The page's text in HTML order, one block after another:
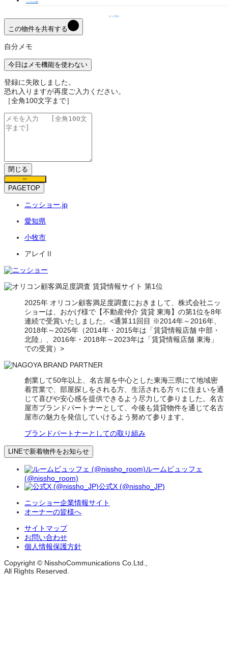
ジュエル小牧
もっと見る
この物件を共有する
自分メモ
今日はメモ機能を使わない
登録に失敗しました。
恐れ入りますが再度ご入力ください。
［全角100文字まで］
閉じる
保存
PAGETOP
ニッショー.jp
愛知県
小牧市
アレイⅡ
2025年 オリコン顧客満足度調査におきまして、株式会社ニッ
ショーは、おかげ様で【不動産仲介 賃貸 東海】の第1位を8年
連続で受賞いたしました。<通算11回目 ※2014年～2016年、
2018年～2025年（2014年・2015年は「賃貸情報店舗 中部・
北陸」、2016年・2018年～2023年は「賃貸情報店舗 東海」
での受賞）>
創業して50年以上、名古屋を中心とした東海三県にて地域密
着営業で、部屋探しをされる方、生活される方々に住まいを通
じて喜びや安心感を提供できるよう尽力して参りました。名古
屋市ブランドパートナーとして、今後も賃貸物件を通じて名古
屋市の魅力を発信していけるよう努めて参ります。
ブランドパートナーとしての取り組み
LINEで新着物件をお知らせ
ルームビュッフェ
(@nissho_room)
公式X (@nissho_JP)
ニッショー企業情報サイト
オーナーの皆様へ
サイトマップ
お問い合わせ
個人情報保護方針
Copyright © NisshoCommunications Co.Ltd.,
All Rights Reserved.